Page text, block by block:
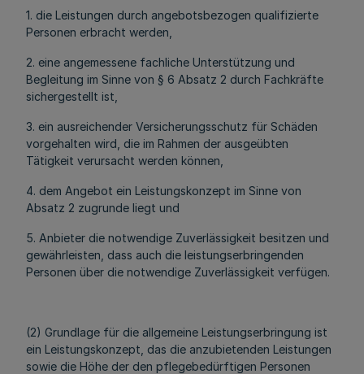
1. die Leistungen durch angebotsbezogen qualifizierte
Personen erbracht werden,
2. eine angemessene fachliche Unterstützung und
Begleitung im Sinne von § 6 Absatz 2 durch Fachkräfte
sichergestellt ist,
3. ein ausreichender Versicherungsschutz für Schäden
vorgehalten wird, die im Rahmen der ausgeübten
Tätigkeit verursacht werden können,
4. dem Angebot ein Leistungskonzept im Sinne von
Absatz 2 zugrunde liegt und
5. Anbieter die notwendige Zuverlässigkeit besitzen und
gewährleisten, dass auch die leistungserbringenden
Personen über die notwendige Zuverlässigkeit verfügen.
(2) Grundlage für die allgemeine Leistungserbringung ist
ein Leistungskonzept, das die anzubietenden Leistungen
sowie die Höhe der den pflegebedürftigen Personen